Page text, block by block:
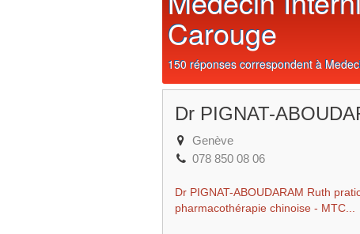
Carouge
150 réponses correspondent à
Dr PIGNAT-
Genève
078 850 08 06
Dr PIGNAT-ABOUDARAM Ruth
pharmacothérapie chinoise - MTC...